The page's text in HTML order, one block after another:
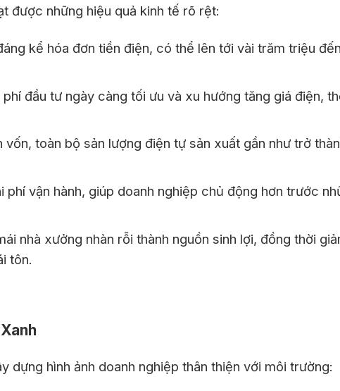
được những hiệu quả kinh tế rõ rệt:
kể hóa đơn tiền điện, có thể lên tới vài trăm triệu đến
phí đầu tư ngày càng tối ưu và xu hướng tăng giá điện,
vốn, toàn bộ sản lượng điện tự sản xuất gần như trở
phí vận hành, giúp doanh nghiệp chủ động hơn trước
nhà xưởng nhàn rỗi thành nguồn sinh lợi, đồng thời
tôn.
hình ảnh doanh nghiệp thân thiện với môi trường: